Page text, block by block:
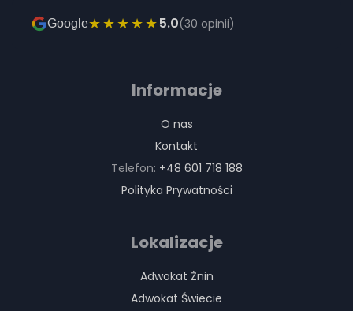
Google★★★★★5.0(30 opinii)
Informacje
O nas
Kontakt
Telefon: +48 601 718 188
Polityka Prywatności
Lokalizacje
Adwokat Żnin
Adwokat Świecie